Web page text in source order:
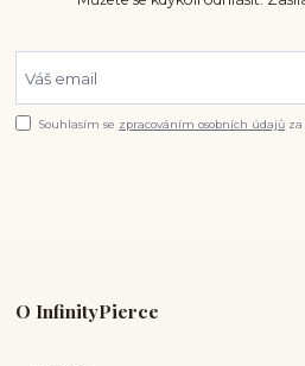
Souhlasím se zpracováním osobních údajů
O InfinityPierce